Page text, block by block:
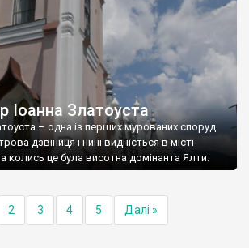
Іоанна Златоуста
– одна із перших мурованих споруд
дзвіниця і нині видніється в місті
колись це була висотна домінанта Ялти.
2 3 4 5 Далі »